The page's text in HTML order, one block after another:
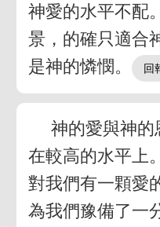
神愛的水平不配
景，的確只適合
是神的憐憫。
神的愛與神的
在較高的水平上
對我們有一顆愛
為我們豫備了一